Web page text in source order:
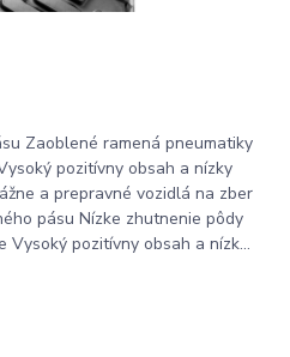
Zaoblené ramená pneumatiky
pozitívny obsah a nízky
a prepravné vozidlá na zber
pásu Nízke zhutnenie pôdy
pozitívny obsah a nízk...